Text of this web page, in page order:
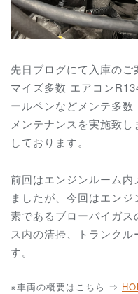
先日ブログにて入庫の
マイズ多数 エアコン
ールペンなどメンテ多
メンテナンスを実施致
しております。
前回はエンジンルーム
ましたが、今回はエン
素であるブローバイガ
ス内の清掃、トランク
す。
※車両の概要はこちら ⇒